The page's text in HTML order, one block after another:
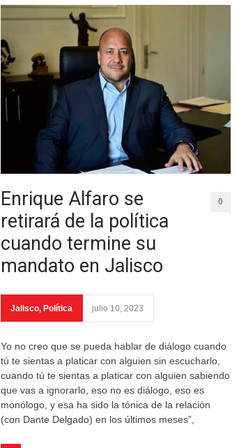
Enrique Alfaro se
retirará de la política
cuando termine su
mandato en Jalisco
0
Jalisco, Política julio 10, 2023
Yo no creo que se pueda hablar de diálogo cuando
tú te sientas a platicar con alguien sin escucharlo,
cuando tú te sientas a platicar con alguien sabiendo
que vas a ignorarlo, eso no es diálogo, eso es
monólogo, y esa ha sido la tónica de la relación
(con Dante Delgado) en los últimos meses”,